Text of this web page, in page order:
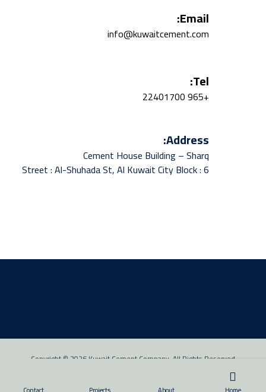
Email:
info@kuwaitcement.com
Tel:
+965 22401700
Address:
Cement House Building – Sharq
Street : Al-Shuhada St, Al Kuwait City Block : 6
Copyright © 2026 Kuwait Cement Company. All Rights Reserved